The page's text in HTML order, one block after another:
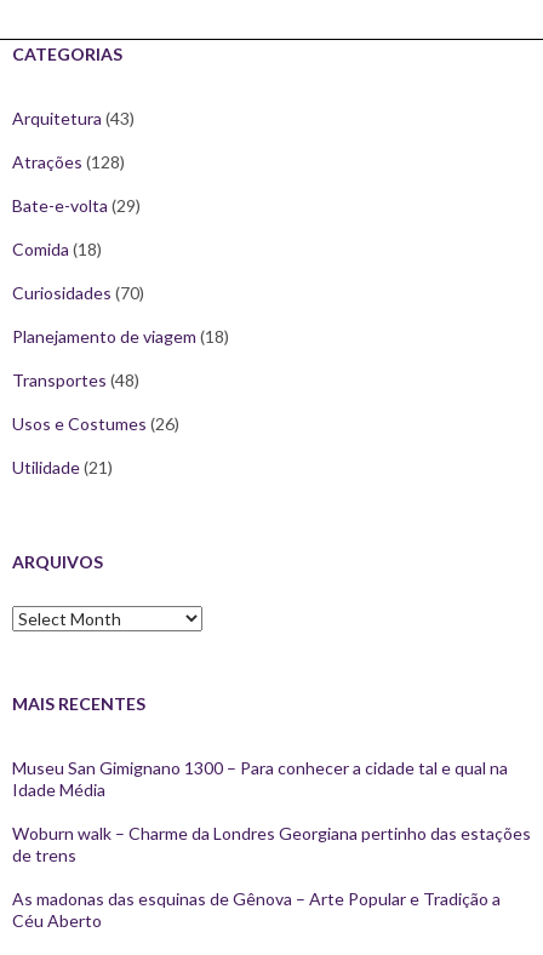
CATEGORIAS
Arquitetura (43)
Atrações (128)
Bate-e-volta (29)
Comida (18)
Curiosidades (70)
Planejamento de viagem (18)
Transportes (48)
Usos e Costumes (26)
Utilidade(21)
ARQUIVOS
Arquivos
MAIS RECENTES
Museu San Gimignano 1300 – Para conhecer a cidade tal e qual na
Idade Média
Woburn walk – Charme da Londres Georgiana pertinho das estações
de trens
As madonas das esquinas de Gênova – Arte Popular e Tradição a
Céu Aberto